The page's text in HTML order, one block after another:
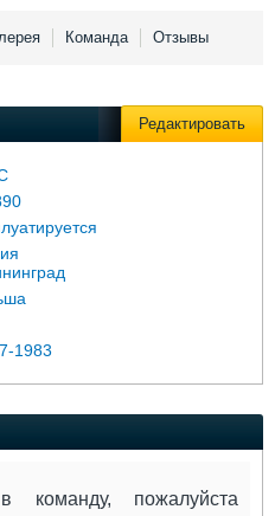
Галерея флота
Форум
Команда Отзывы
Редактировать
1983
команду, пожалуйста